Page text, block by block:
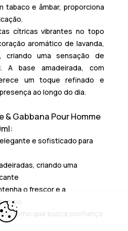
tabaco e âmbar, proporciona
cítricas vibrantes no topo
aromático de lavanda,
criando uma sensação de
A base amadeirada, com
um toque refinado e
ao longo do dia.
& Gabbana Pour Homme
e sofisticado para
criando uma
o frescor e a
que busca confiança